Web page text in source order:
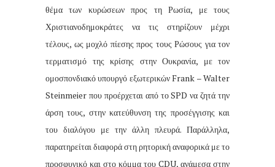
θέμα των κυρώσεων προς τη Ρωσία, με τους
Χριστιανοδημοκράτες να τις στηρίζουν μέχρι
τέλους, ως μοχλό πίεσης προς τους Ρώσους για τον
τερματισμό της κρίσης στην Ουκρανία, με τον
ομοσπονδιακό υπουργό εξωτερικών Frank – Walter
Steinmeier που προέρχεται από το SPD να ζητά την
άρση τους, στην κατεύθυνση της προσέγγισης και
του διαλόγου με την άλλη πλευρά. Παράλληλα,
παρατηρείται διαφορά στη ρητορική αναφορικά με το
προσφυγικό και στο κόμμα του CDU, ανάμεσα στην